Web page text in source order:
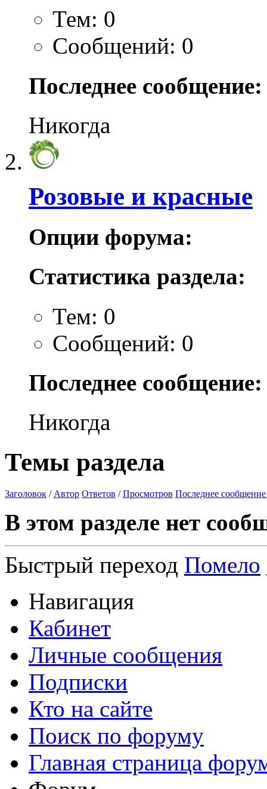
Тем: 0
Сообщений: 0
Последнее сообщение:
Никогда
Розовые и красные
Опции форума:
Статистика раздела:
Тем: 0
Сообщений: 0
Последнее сообщение:
Никогда
Темы раздела
Заголовок / Автор Ответов /Просмотров Последнее сообщение
В этом разделе нет
Быстрый переход Помело
Навигация
Кабинет
Личные сообщения
Подписки
Кто на сайте
Поиск по форуму
Главная страница